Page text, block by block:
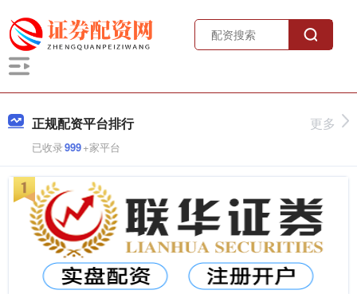
正规配资平台排行
已收录999+家平台
更多